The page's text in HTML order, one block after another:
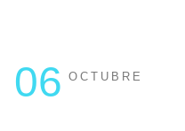
06 OCTUBRE